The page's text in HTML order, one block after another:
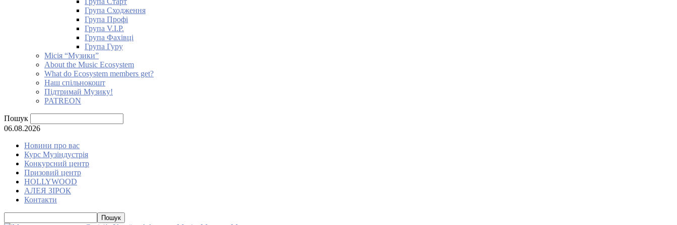
Група Сходження
Група Профі
Група V.I.P.
Група Фахівці
Група Гуру
Місія “Музики”
About the Music Ecosystem
What do Ecosystem members get?
Наш спільнокошт
Підтримай Музику!
PATREON
Пошук
06.08.2026
Новини про вас
Курс Музіндустрія
Конкурсний центр
Призовий центр
HOLLYWOOD
АЛЕЯ ЗІРОК
Контакти